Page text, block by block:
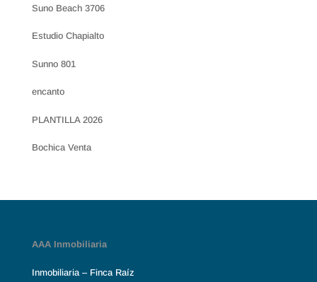
Suno Beach 3706
Estudio Chapialto
Sunno 801
encanto
PLANTILLA 2026
Bochica Venta
AAA Inmobiliaria
Inmobiliaria – Finca Raíz